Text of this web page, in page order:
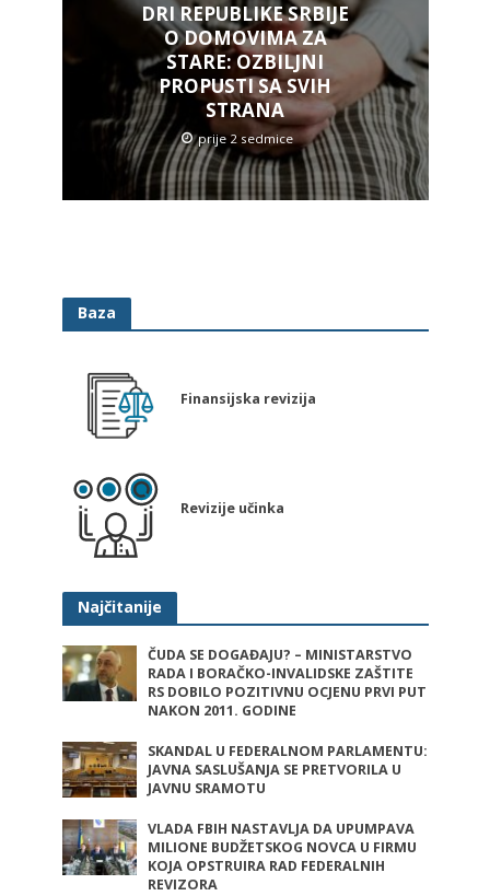
DRI REPUBLIKE SRBIJE
O DOMOVIMA ZA
STARE: OZBILJNI
PROPUSTI SA SVIH
STRANA
prije 2 sedmice
Baza
Finansijska revizija
Revizije učinka
Najčitanije
ČUDA SE DOGAĐAJU? – MINISTARSTVO
RADA I BORAČKO-INVALIDSKE ZAŠTITE
RS DOBILO POZITIVNU OCJENU PRVI PUT
NAKON 2011. GODINE
SKANDAL U FEDERALNOM PARLAMENTU:
JAVNA SASLUŠANJA SE PRETVORILA U
JAVNU SRAMOTU
VLADA FBIH NASTAVLJA DA UPUMPAVA
MILIONE BUDŽETSKOG NOVCA U FIRMU
KOJA OPSTRUIRA RAD FEDERALNIH
REVIZORA